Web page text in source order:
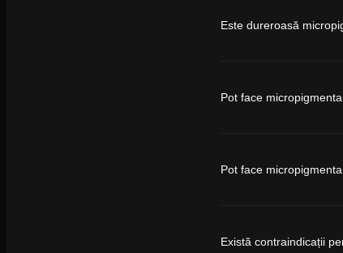
Este dureroasă
Pot face
Pot face
Există contraindicații